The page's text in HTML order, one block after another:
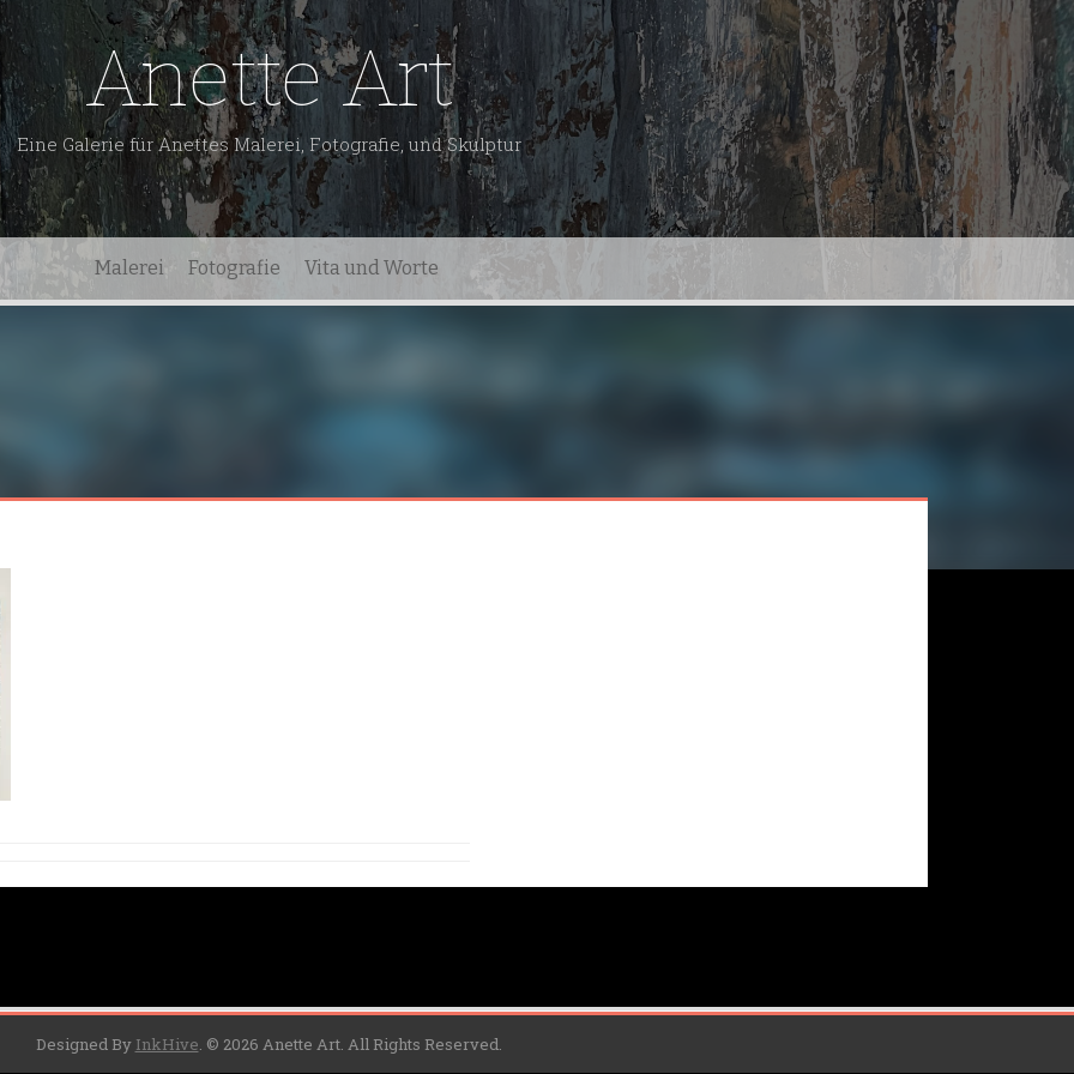
Anette Art
Eine Galerie für Anettes Malerei, Fotografie, und Skulptur
Malerei Fotografie Vita und Worte
Designed By InkHive. © 2026 Anette Art. All Rights Reserved.